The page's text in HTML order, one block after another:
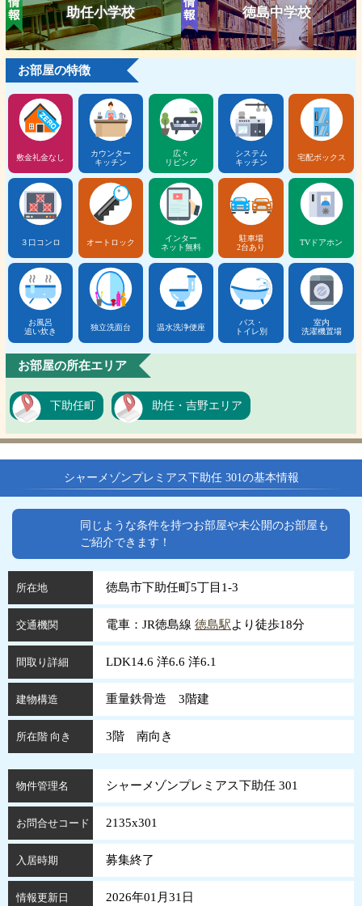
助任小学校 徳島中学校
お部屋の特徴
敷金礼金なし
カウンター
キッチン
広々
リビング
システム
キッチン
宅配ボックス
３口コンロ オートロック
インター
ネット無料
駐車場
2台あり
TVドアホン
お風呂
追い炊き
独立洗面台 温水洗浄便座
バス・
トイレ別
室内
洗濯機置場
お部屋の所在エリア
下助任町 助任・吉野エリア
シャーメゾンプレミアス下助任 301の基本情報
同じような条件を持つお部屋や未公開のお部屋も
ご紹介できます！
所在地 徳島市下助任町5丁目1-3
交通機関 電車：JR徳島線 徳島駅より徒歩18分
間取り詳細 LDK14.6 洋6.6 洋6.1
建物構造 重量鉄骨造 3階建
所在階 向き 3階 南向き
物件管理名 シャーメゾンプレミアス下助任 301
お問合せコード 2135x301
入居時期 募集終了
情報更新日 2026年01月31日